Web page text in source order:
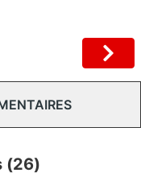
(26)